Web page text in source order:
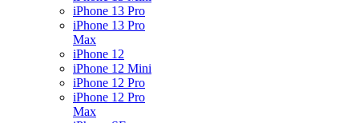
iPhone 13 Pro
iPhone 13 Pro
Max
iPhone 12
iPhone 12 Mini
iPhone 12 Pro
iPhone 12 Pro
Max